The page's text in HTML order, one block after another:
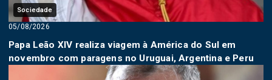
Sociedade
05/08/2026
Papa Leão XIV realiza viagem à América do Sul em
novembro com paragens no Uruguai, Argentina e Peru